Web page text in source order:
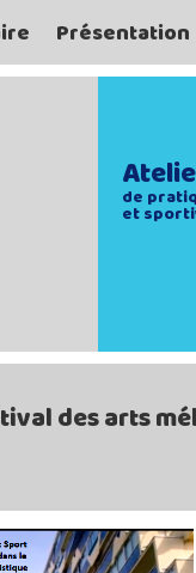
Présentation
de
et
des arts